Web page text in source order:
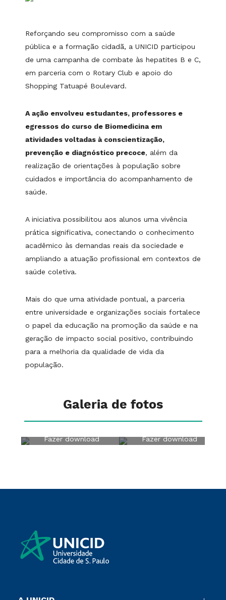
Reforçando seu compromisso com a saúde
pública e a formação cidadã, a UNICID participou
de uma campanha de combate às hepatites B e C,
em parceria com o Rotary Club e apoio do
Shopping Tatuapé Boulevard.
A ação envolveu estudantes, professores e
egressos do curso de Biomedicina em
atividades voltadas à conscientização,
prevenção e diagnóstico precoce, além da
realização de orientações à população sobre
cuidados e importância do acompanhamento de
saúde.
A iniciativa possibilitou aos alunos uma vivência
prática significativa, conectando o conhecimento
acadêmico às demandas reais da sociedade e
ampliando a atuação profissional em contextos de
saúde coletiva.
Mais do que uma atividade pontual, a parceria
entre universidade e organizações sociais fortalece
o papel da educação na promoção da saúde e na
geração de impacto social positivo, contribuindo
para a melhoria da qualidade de vida da
população.
Galeria de fotos
Fazer download Fazer download